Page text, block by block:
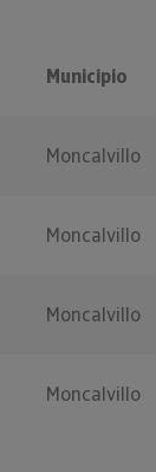
Municipio
Moncalvillo
Moncalvillo
Moncalvillo
Moncalvillo